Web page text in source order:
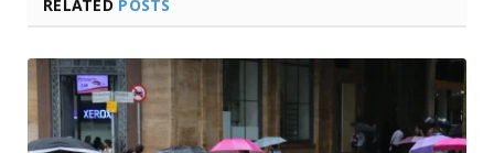
RELATED POSTS